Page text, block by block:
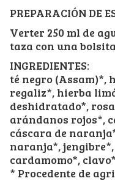
PREPARACIÓN DE
Verter 250 ml de
taza con una
INGREDIENTES:
té negro (Assam)*,
regaliz*, hierba
deshidratado*,
arándanos rojos*,
cáscara de
naranja*,
cardamomo*, clavo*
* Procedente de